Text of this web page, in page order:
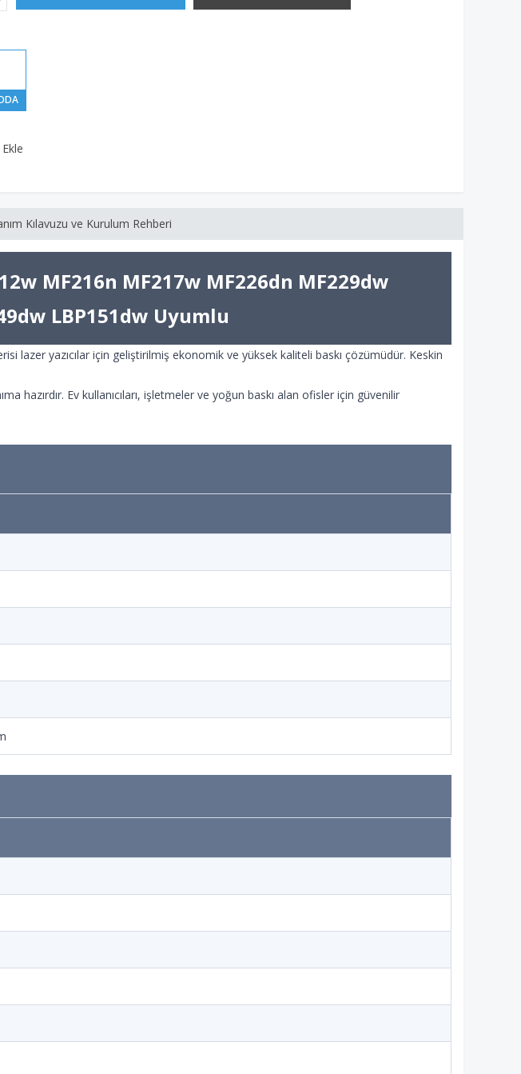
Kılavuzu ve Kurulum Rehberi
MF216n MF217w MF226dn MF229dw
LBP151dw Uyumlu
lazer yazıcılar için geliştirilmiş ekonomik ve yüksek kaliteli baskı çözümüdür. Keskin
hazırdır. Ev kullanıcıları, işletmeler ve yoğun baskı alan ofisler için güvenilir